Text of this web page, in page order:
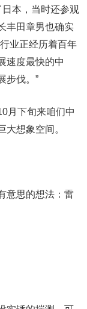
本，当时还参观
丰田章男也确实
业正经历着百年
速度最快的中
步伐。”
月下旬来咱们中
大想象空间。
意思的想法：雷